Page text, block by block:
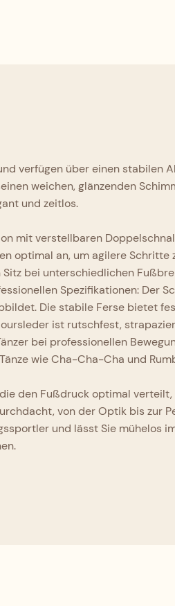
verfügen über einen stabilen
weichen, glänzenden
und zeitlos.
mit verstellbaren
optimal an, um agilere Schritte
bei unterschiedlichen
Spezifikationen: Der
Die stabile Ferse bietet
ist rutschfest,
bei professionellen
wie Cha-Cha-Cha und
den Fußdruck optimal
von der Optik bis zur
und lässt Sie mühelos